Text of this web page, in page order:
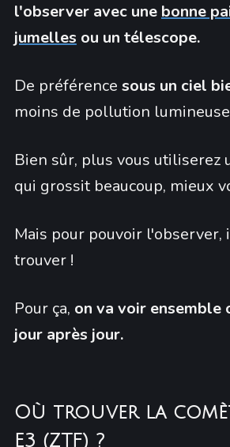
l'observer avec une bonne
jumelles ou un télescope.
De préférence sous un ciel
moins de pollution
Bien sûr, plus vous utiliserez
qui grossit beaucoup, mieux
Mais pour pouvoir l'observer,
trouver !
Pour ça, on va voir ensemble
jour après jour.
Où trouver la
E3 (ZTF) ?